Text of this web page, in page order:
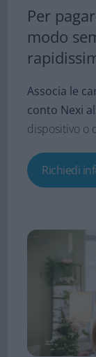
Per
modo
Associa le
conto Nexi
dispositivo o
Richiedi